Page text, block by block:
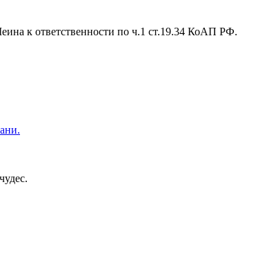
к ответственности по ч.1 ст.19.34 КоАП РФ.